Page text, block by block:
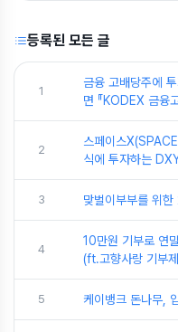
등록된 모든 글
1
금융 고배당주에
면 『KODEX 금융
2
스페이스
식에 투자하는
3 맞벌이부부를 위
4
10만원 기부로 연
(ft.고향사랑 기부
5 케이뱅크 돈나무,